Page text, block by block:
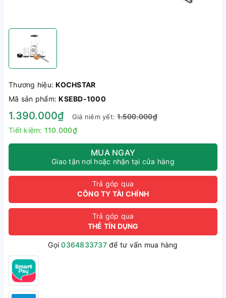
Thương hiệu:KOCHSTAR
Mã sản phẩm:KSEBD-1000
1.390.000₫ Giá niêm yết:1.500.000₫
Tiết kiệm: 110.000₫
MUA NGAY
Giao tận nơi hoặc nhận tại cửa hàng
Trả góp qua
CÔNG TY TÀI CHÍNH
Trả góp qua
THẺ TÍN DỤNG
Gọi0364833737để tư vấn mua hàng